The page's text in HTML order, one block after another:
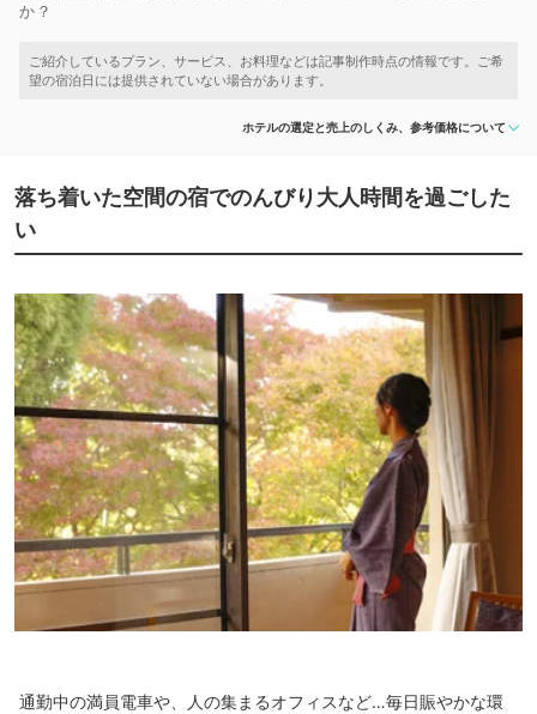
か？
ホテルの選定と売上のしくみ、参考価格について
落ち着いた空間の宿でのんびり大人時間を過ごした
い
通勤中の満員電車や、人の集まるオフィスなど…毎日賑やかな環